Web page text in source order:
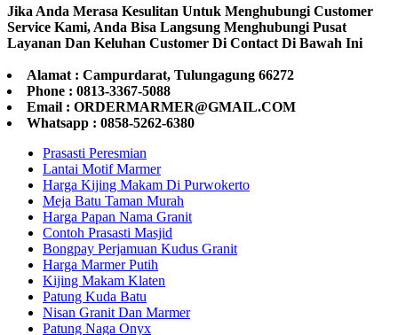
Jika Anda Merasa Kesulitan Untuk Menghubungi Customer
Service Kami, Anda Bisa Langsung Menghubungi Pusat
Layanan Dan Keluhan Customer Di Contact Di Bawah Ini
Alamat : Campurdarat, Tulungagung 66272
Phone : 0813-3367-5088
Email : ORDERMARMER@GMAIL.COM
Whatsapp : 0858-5262-6380
Prasasti Peresmian
Lantai Motif Marmer
Harga Kijing Makam Di Purwokerto
Meja Batu Taman Murah
Harga Papan Nama Granit
Contoh Prasasti Masjid
Bongpay Perjamuan Kudus Granit
Harga Marmer Putih
Kijing Makam Klaten
Patung Kuda Batu
Nisan Granit Dan Marmer
Patung Naga Onyx